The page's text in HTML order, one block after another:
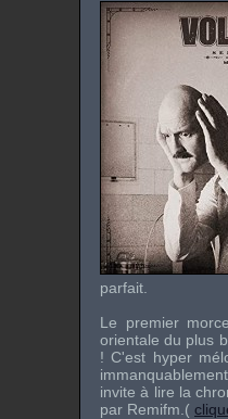
parfait.
Le premier
orientale du plus
! C'est hyper
invite à lire la
par Remifm .(